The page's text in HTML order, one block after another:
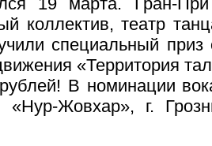
коллектив, театр
специальный приз
«Территория
В номинации
«Нур-Жовхар», г.